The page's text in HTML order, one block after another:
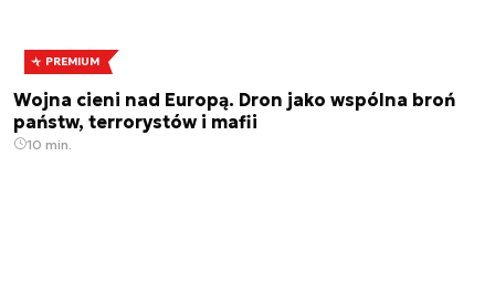
PREMIUM
Wojna cieni nad Europą. Dron jako wspólna broń
państw, terrorystów i mafii
10 min.